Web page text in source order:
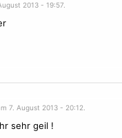
2013 - 19:57.
7. August 2013 - 20:12.
sehr geil !